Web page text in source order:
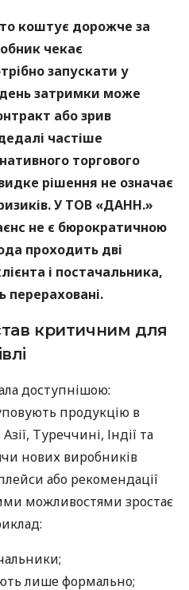
коштує дорожче за
чекає
запускати у
затримки може
або зрив
частіше
торгового
рішення не означає
У ТОВ «ДАНН.»
не є бюрократичною
проходить дві
і постачальника,
критичним для
доступнішою:
продукцію в
Туреччині, Індії та
нових виробників
або рекомендації
можливостями зростає
лише формально;